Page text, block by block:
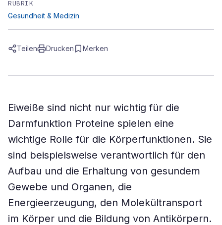
RUBRIK
Gesundheit & Medizin
Teilen Drucken Merken
Eiweiße sind nicht nur wichtig für die
Darmfunktion Proteine spielen eine
wichtige Rolle für die Körperfunktionen. Sie
sind beispielsweise verantwortlich für den
Aufbau und die Erhaltung von gesundem
Gewebe und Organen, die
Energieerzeugung, den Molekültransport
im Körper und die Bildung von Antikörpern.